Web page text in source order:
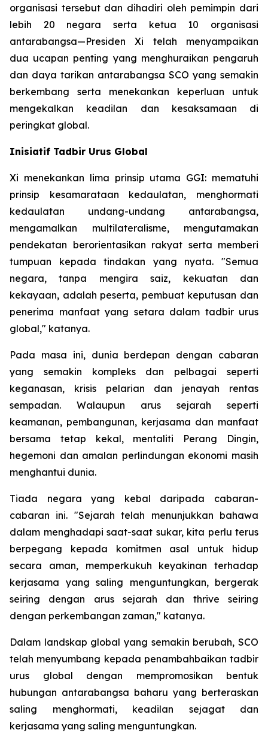
organisasi tersebut dan dihadiri oleh pemimpin dari
lebih 20 negara serta ketua 10 organisasi
antarabangsa—Presiden Xi telah menyampaikan
dua ucapan penting yang menghuraikan pengaruh
dan daya tarikan antarabangsa SCO yang semakin
berkembang serta menekankan keperluan untuk
mengekalkan keadilan dan kesaksamaan di
peringkat global.
Inisiatif Tadbir Urus Global
Xi menekankan lima prinsip utama GGI: mematuhi
prinsip kesamarataan kedaulatan, menghormati
kedaulatan undang-undang antarabangsa,
mengamalkan multilateralisme, mengutamakan
pendekatan berorientasikan rakyat serta memberi
tumpuan kepada tindakan yang nyata. "Semua
negara, tanpa mengira saiz, kekuatan dan
kekayaan, adalah peserta, pembuat keputusan dan
penerima manfaat yang setara dalam tadbir urus
global," katanya.
Pada masa ini, dunia berdepan dengan cabaran
yang semakin kompleks dan pelbagai seperti
keganasan, krisis pelarian dan jenayah rentas
sempadan. Walaupun arus sejarah seperti
keamanan, pembangunan, kerjasama dan manfaat
bersama tetap kekal, mentaliti Perang Dingin,
hegemoni dan amalan perlindungan ekonomi masih
menghantui dunia.
Tiada negara yang kebal daripada cabaran-
cabaran ini. "Sejarah telah menunjukkan bahawa
dalam menghadapi saat-saat sukar, kita perlu terus
berpegang kepada komitmen asal untuk hidup
secara aman, memperkukuh keyakinan terhadap
kerjasama yang saling menguntungkan, bergerak
seiring dengan arus sejarah dan thrive seiring
dengan perkembangan zaman," katanya.
Dalam landskap global yang semakin berubah, SCO
telah menyumbang kepada penambahbaikan tadbir
urus global dengan mempromosikan bentuk
hubungan antarabangsa baharu yang berteraskan
saling menghormati, keadilan sejagat dan
kerjasama yang saling menguntungkan.